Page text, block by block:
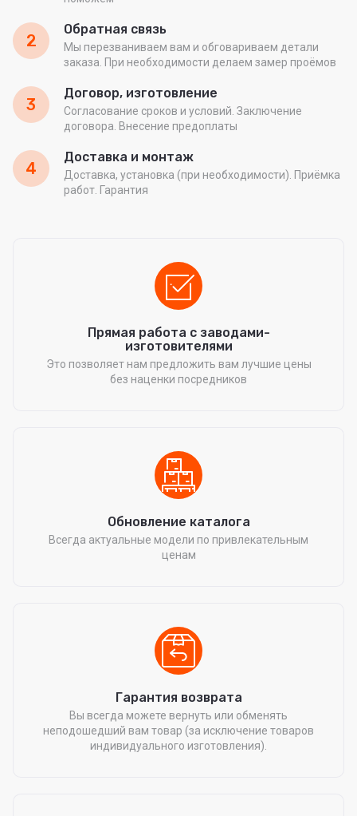
2
Обратная связь
Мы перезваниваем вам и обговариваем детали
заказа. При необходимости делаем замер проёмов
3
Договор, изготовление
Согласование сроков и условий. Заключение
договора. Внесение предоплаты
4
Доставка и монтаж
Доставка, установка (при необходимости). Приёмка
работ. Гарантия
Прямая работа с заводами-
изготовителями
Это позволяет нам предложить вам лучшие цены
без наценки посредников
Обновление каталога
Всегда актуальные модели по привлекательным
ценам
Гарантия возврата
Вы всегда можете вернуть или обменять
неподошедший вам товар (за исключение товаров
индивидуального изготовления).